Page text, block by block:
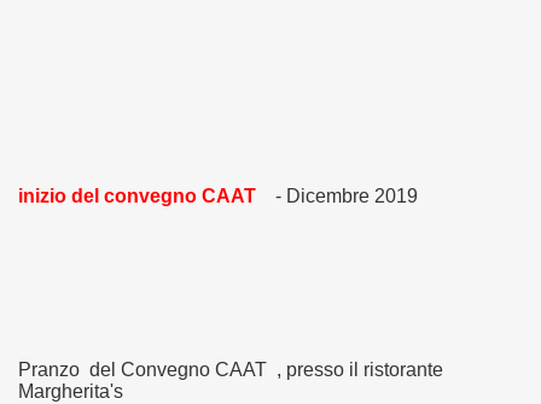
inizio del convegno CAAT - Dicembre 2019
Pranzo del Convegno CAAT , presso il ristorante
Margherita's